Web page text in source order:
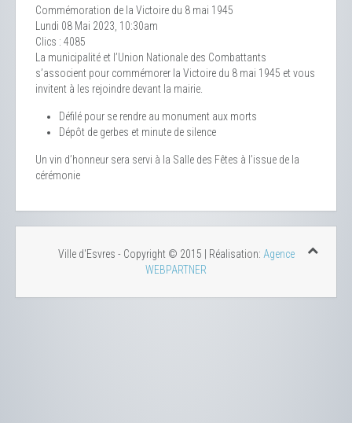
Commémoration de la Victoire du 8 mai 1945
Lundi 08 Mai 2023, 10:30am
Clics : 4085
La municipalité et l’Union Nationale des Combattants
s’associent pour commémorer la Victoire du 8 mai 1945 et vous
invitent à les rejoindre devant la mairie.
Défilé pour se rendre au monument aux morts
Dépôt de gerbes et minute de silence
Un vin d’honneur sera servi à la Salle des Fêtes à l’issue de la
cérémonie
Ville d'Esvres - Copyright © 2015 | Réalisation: Agence
WEBPARTNER